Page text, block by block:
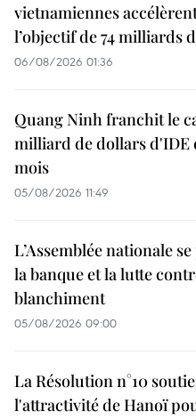
vietnamiennes
l’objectif de 74 milliards
06/08/2026 01:36
Quang Ninh franchit le
milliard de dollars d'IDE
mois
05/08/2026 11:49
L’Assemblée nationale
la banque et la lutte
blanchiment
05/08/2026 09:00
La Résolution n°10
l'attractivité de Hanoï